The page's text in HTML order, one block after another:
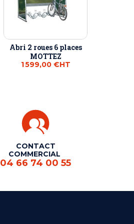
Abri 2 roues 6 places
MOTTEZ
1 599,00 €HT
CONTACT
COMMERCIAL
04 66 74 00 55